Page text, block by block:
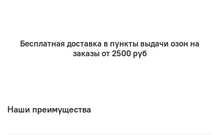
Ингредиент может вводиться в продукт в чистом виде, а
Бесплатная доставка в пункты выдачи озон на
заказы от 2500 руб
Наши преимущества